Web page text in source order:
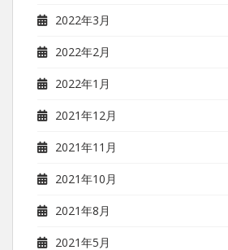
2022年3月
2022年2月
2022年1月
2021年12月
2021年11月
2021年10月
2021年8月
2021年5月